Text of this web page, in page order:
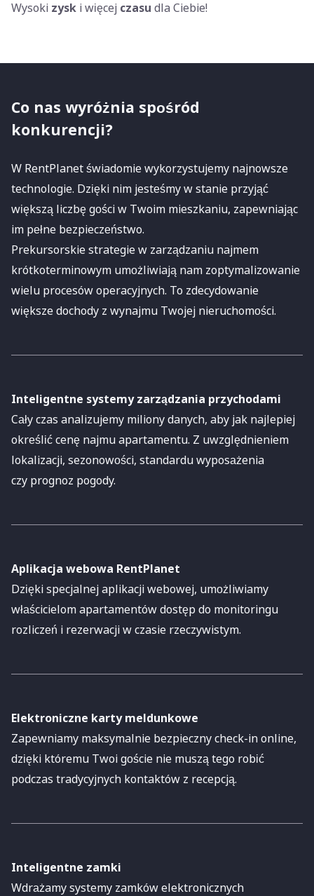
Wysoki zysk i więcej czasu dla Ciebie!
Co nas wyróżnia spośród
konkurencji?
W RentPlanet świadomie wykorzystujemy najnowsze
technologie. Dzięki nim jesteśmy w stanie przyjąć
większą liczbę gości w Twoim mieszkaniu, zapewniając
im pełne bezpieczeństwo.
Prekursorskie strategie w zarządzaniu najmem
krótkoterminowym umożliwiają nam zoptymalizowanie
wielu procesów operacyjnych. To zdecydowanie
większe dochody z wynajmu Twojej nieruchomości.
Inteligentne systemy zarządzania przychodami
Cały czas analizujemy miliony danych, aby jak najlepiej
określić cenę najmu apartamentu. Z uwzględnieniem
lokalizacji, sezonowości, standardu wyposażenia
czy prognoz pogody.
Aplikacja webowa RentPlanet
Dzięki specjalnej aplikacji webowej, umożliwiamy
właścicielom apartamentów dostęp do monitoringu
rozliczeń i rezerwacji w czasie rzeczywistym.
Elektroniczne karty meldunkowe
Zapewniamy maksymalnie bezpieczny check-in online,
dzięki któremu Twoi goście nie muszą tego robić
podczas tradycyjnych kontaktów z recepcją.
Inteligentne zamki
Wdrażamy systemy zamków elektronicznych